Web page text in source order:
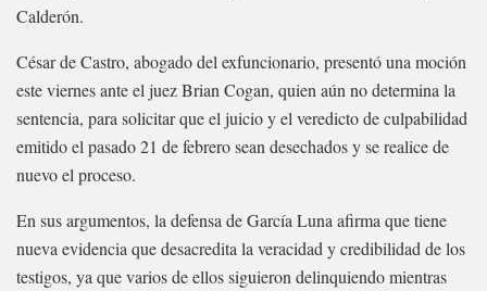
Calderón.
César de Castro, abogado del exfuncionario, presentó una moción
este viernes ante el juez Brian Cogan, quien aún no determina la
sentencia, para solicitar que el juicio y el veredicto de culpabilidad
emitido el pasado 21 de febrero sean desechados y se realice de
nuevo el proceso.
En sus argumentos, la defensa de García Luna afirma que tiene
nueva evidencia que desacredita la veracidad y credibilidad de los
testigos, ya que varios de ellos siguieron delinquiendo mientras